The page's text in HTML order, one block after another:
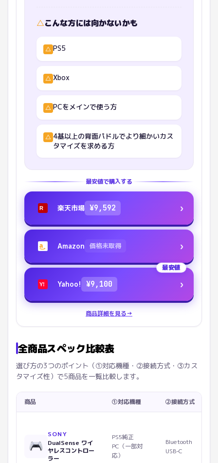
△こんな方には向かないかも
△ PS5
△ Xbox
△ PCをメインで使う方
△ 4基以上の背面パドルでより細かいカス
タマイズを求める方
最安値で購入する
R 楽天市場 ¥9,592 ›
a Amazon 価格未取得 ›
最安値
Y! Yahoo! ¥9,100 ›
商品詳細を見る→
全商品スペック比較表
選び方の3つのポイント（①対応機種・②接続方式・③カス
タマイズ性）で5商品を一覧比較します。
商品 ①対応機種 ②接続方式
SONY
DualSense ワイ
ヤレスコントロー
ラー
PS5純正
PC（一部対
応）
Bluetooth
USB-C